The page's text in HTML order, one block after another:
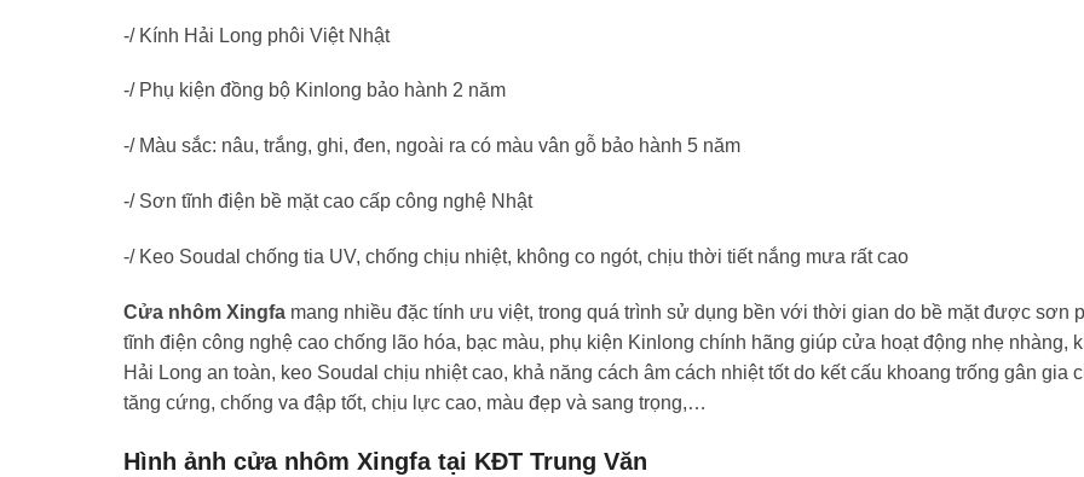
-/ Kính Hải Long phôi Việt Nhật
-/ Phụ kiện đồng bộ Kinlong bảo hành 2 năm
-/ Màu sắc: nâu, trắng, ghi, đen, ngoài ra có màu vân gỗ bảo hành 5 năm
-/ Sơn tĩnh điện bề mặt cao cấp công nghệ Nhật
-/ Keo Soudal chống tia UV, chống chịu nhiệt, không co ngót, chịu thời tiết nắng mưa rất cao
Cửa nhôm Xingfa mang nhiều đặc tính ưu việt, trong quá trình sử dụng bền với thời gian do bề mặt được sơn
tĩnh điện công nghệ cao chống lão hóa, bạc màu, phụ kiện Kinlong chính hãng giúp cửa hoạt động nhẹ nhàng,
Hải Long an toàn, keo Soudal chịu nhiệt cao, khả năng cách âm cách nhiệt tốt do kết cấu khoang trống gân gia
tăng cứng, chống va đập tốt, chịu lực cao, màu đẹp và sang trọng,…
Hình ảnh cửa nhôm Xingfa tại KĐT Trung Văn